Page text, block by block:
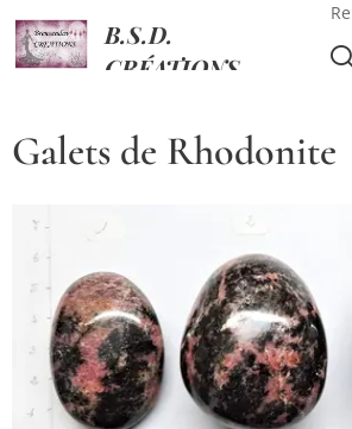
B.S.D.
CRÉATIONS
Galets de Rhodonite